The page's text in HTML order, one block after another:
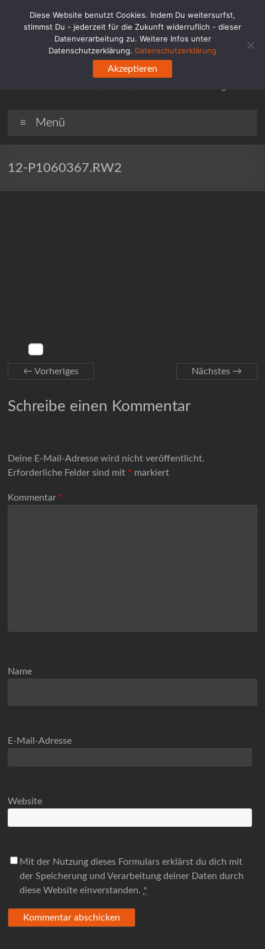
springen
Wahlheimat.Ruhr
Blog für und über das Ruhrgebiet. (Industrie-) Kultur im
Menü
12-P1060367.RW2
← Vorheriges Nächstes →
Schreibe einen Kommentar
Deine E-Mail-Adresse wird nicht veröffentlicht.
Erforderliche Felder sind mit * markiert
Kommentar *
Name
E-Mail-Adresse
Website
Mit der Nutzung dieses Formulars erklärst du dich mit
der Speicherung und Verarbeitung deiner Daten durch
diese Website einverstanden. *
Diese Website benutzt Cookies. Indem Du weitersurfst,
stimmst Du - jederzeit für die Zukunft widerruflich - dieser
Datenverarbeitung zu. Weitere Infos unter
Datenschutzerklärung. Datenschutzerklärung
Akzeptieren